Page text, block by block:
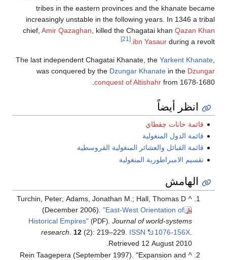
tribes in the eastern provinces and the khanate became
increasingly unstable in the following years. In 1346 a tribal
chief, Amir Qazaghan , killed the Chagatai khan Qazan Khan
ibn Yasaur during a revolt.
[21]
The last independent Chagatai Khanate, the Yarkent Khanate
was conquered by the Dzungar Khanate in the Dzungar
conquest of Altishahr from 1678-1680.
انظر أيضاً
قائمة خانات چقطاي
قائمة الدول المنغولية
قائمة القبائل والعشائر المنغولية القروسطية
تقسيم الامبراطورية المنغولية
الهامش
^
Turchin, Peter; Adams, Jonathan M.; Hall, Thomas D
(December 2006)."East-West Orientation of
Historical Empires" (PDF) .Journal of world-systems
research
12 (2): 219–229. ISSN 1076-156X
Retrieved 12 August 2010
^
Rein Taagepera (September 1997). "Expansion and